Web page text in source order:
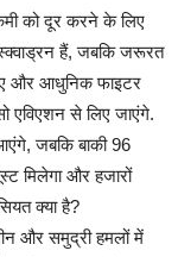
को दूर करने के लिए
हैं, जबकि जरूरत
और आधुनिक फाइटर
से लिए जाएंगे.
जबकि बाकी 96
मिलेगा और हजारों
क्या है?
और समुद्री हमलों में